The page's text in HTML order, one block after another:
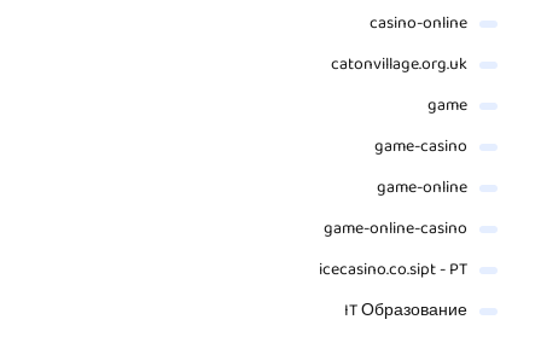
casino-online
catonvillage.org.uk
game
game-casino
game-online
game-online-casino
icecasino.co.sipt - PT
IT Образование